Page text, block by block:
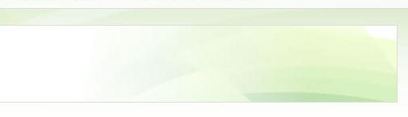
コミュニティチャンネル
公団・県営住宅